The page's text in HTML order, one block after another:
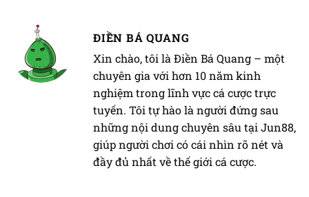
ĐIỀN BÁ QUANG
Xin chào, tôi là Điền Bá Quang – một
chuyên gia với hơn 10 năm kinh
nghiệm trong lĩnh vực cá cược trực
tuyến. Tôi tự hào là người đứng sau
những nội dung chuyên sâu tại Jun88,
giúp người chơi có cái nhìn rõ nét và
đầy đủ nhất về thế giới cá cược.